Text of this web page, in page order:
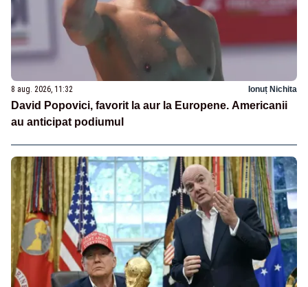
8 aug. 2026, 11:32 Ionuț Nichita
David Popovici, favorit la aur la Europene. Americanii
au anticipat podiumul